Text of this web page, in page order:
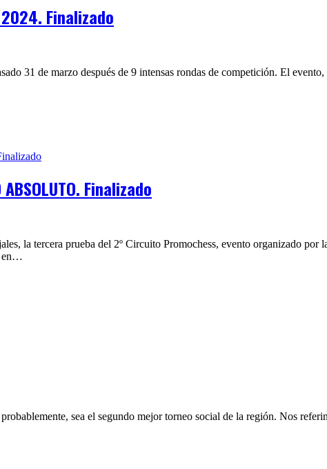
Finalizado
31 de marzo después de 9 intensas rondas de competición. El
Finalizado
la tercera prueba del 2º Circuito Promochess, evento organizado por
en…
sea el segundo mejor torneo social de la región. Nos